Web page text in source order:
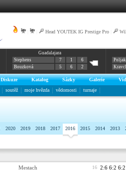
Head YOUTEK IG Prestige Pro
Guadalajara
Stephens
7 1
6
Bouzková
5 6 2
Poljak
Diskuze Katalog Sázky Galerie
soutěž moje hvězda vědomosti turnaje
2020 2019 2018 2017 2016 2015 2014 2013
Mestach 16 2:6 6:2 6:2